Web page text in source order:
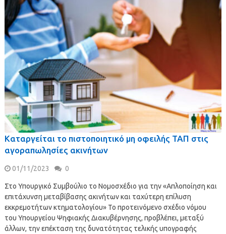
Καταργείται το πιστοποιητικό μη οφειλής ΤΑΠ στις
αγοραπωλησίες ακινήτων
01/11/2023 0
Στο Υπουργικό Συμβούλιο το Νομοσχέδιο για την «Απλοποίηση και
επιτάχυνση μεταβίβασης ακινήτων και ταχύτερη επίλυση
εκκρεμοτήτων κτηματολογίου» Το προτεινόμενο σχέδιο νόμου
του Υπουργείου Ψηφιακής Διακυβέρνησης, προβλέπει, μεταξύ
άλλων, την επέκταση της δυνατότητας τελικής υπογραφής